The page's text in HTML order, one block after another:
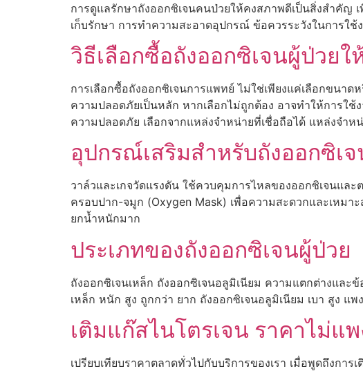
การดูแลรักษาถังออกซิเจนคนป่วยให้คงสภาพดีเป็นสิ่งสำคัญ
เก็บรักษา การทำความสะอาดอุปกรณ์ ข้อควรระวังในการใ
วิธีเลือกซื้อถังออกซิเจนผู้ป่วยใ
การเลือกซื้อถังออกซิเจนการแพทย์ ไม่ใช่เพียงแค่เลือกขนา
ความปลอดภัยเป็นหลัก หากเลือกไม่ถูกต้อง อาจทำให้การใ
ความปลอดภัย เลือกจากแหล่งจำหน่ายที่เชื่อถือได้ แหล่งจำ
อุปกรณ์เสริมสำหรับถังออกซิเ
วาล์วและเกจวัดแรงดัน ใช้ควบคุมการไหลของออกซิเจนแล
ครอบปาก-จมูก (Oxygen Mask) เพื่อความสะดวกและเหมา
ยกน้ำหนักมาก
ประเภทของถังออกซิเจนผู้ป่วย
ถังออกซิเจนเหล็ก ถังออกซิเจนอลูมิเนียม ความแตกต่างแล
เหล็ก หนัก สูง ถูกกว่า ยาก ถังออกซิเจนอลูมิเนียม เบา สูง แพ
เติมแก๊สไนโตรเจน ราคาไม่แ
เปรียบเทียบราคาตลาดทั่วไปกับบริการของเรา เมื่อพูดถึงก